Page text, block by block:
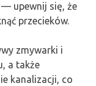
— upewnij się, że
przecieków.
zmywarki i
a także
kanalizacji, co